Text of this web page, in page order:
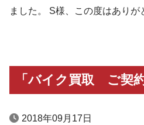
ました。 S様、この度はありが
「バイク買取 ご契約
2018年09月17日